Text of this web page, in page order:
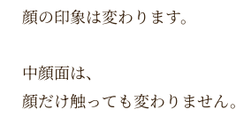
顔の印象は変わります。
中顔面は、
顔だけ触っても変わりません。